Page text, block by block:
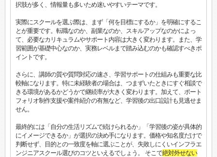
択肢が多く、情報量も多いため迷いやすいテーマです。
実際にスクールを選ぶ際は、まず「何を目標にするか」を明確にするこ
とが重要です。転職なのか、副業なのか、スキルアップなのかによっ
て、必要なカリキュラムやサポート内容は大きく変わります。また、学
習範囲が基礎中心なのか、実務レベルまで踏み込むのかも確認すべきポ
イントです。
さらに、講師の質や質問対応の速さ、学習サポートの仕組みも重要な比
較軸になります。特に未経験者の場合は、つまずいたときにすぐ相談で
きる環境があるかどうかで継続率が大きく変わります。加えて、ポート
フォリオ制作支援や案件紹介の有無など、学習後の出口設計も見逃せま
せん。
最終的には「自分の生活リズムで続けられるか」「学習後の姿が具体的
にイメージできるか」が選択の決め手になります。価格や知名度だけで
判断せず、目的との一致度を軸に選ぶことが、失敗しにくいインフラエ
ンジニアスクール選びのコツといえるでしょう。 そこで絶対外せない